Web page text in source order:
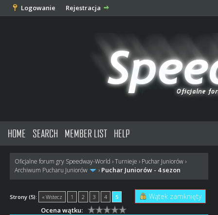
Logowanie Rejestracja
HOME SEARCH MEMBER LIST HELP
Oficjalne forum gry Speedway-World ›Turnieje › Puchar Juniorów›
Archiwum Pucharu Juniorów
› Puchar Juniorów - 4 sezon
Strony (5): « Wstecz 1 2 3 4 5 Wątek zamknięty
Ocena wątku: